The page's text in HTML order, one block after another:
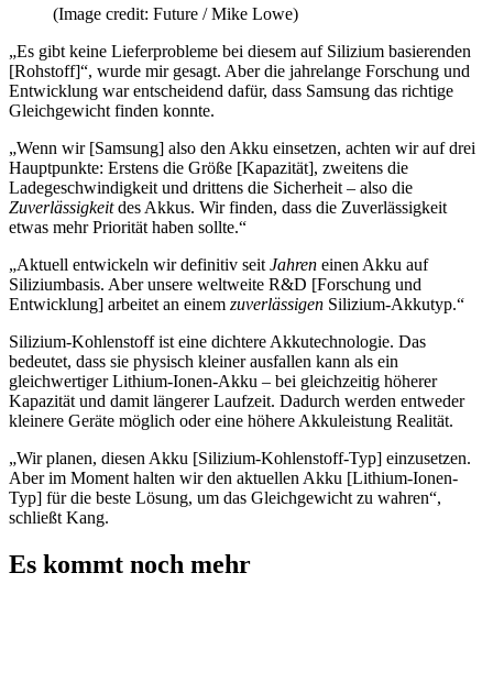
(Image credit: Future / Mike Lowe)
„Es gibt keine Lieferprobleme bei diesem auf Silizium basierenden
[Rohstoff]“, wurde mir gesagt. Aber die jahrelange Forschung und
Entwicklung war entscheidend dafür, dass Samsung das richtige
Gleichgewicht finden konnte.
„Wenn wir [Samsung] also den Akku einsetzen, achten wir auf drei
Hauptpunkte: Erstens die Größe [Kapazität], zweitens die
Ladegeschwindigkeit und drittens die Sicherheit – also die
Zuverlässigkeitdes Akkus. Wir finden, dass die Zuverlässigkeit
etwas mehr Priorität haben sollte.“
„Aktuell entwickeln wir definitiv seit Jahren einen Akku auf
Siliziumbasis. Aber unsere weltweite R&D [Forschung und
Entwicklung] arbeitet an einem zuverlässigen Silizium-Akkutyp.“
Silizium-Kohlenstoff ist eine dichtere Akkutechnologie. Das
bedeutet, dass sie physisch kleiner ausfallen kann als ein
gleichwertiger Lithium-Ionen-Akku – bei gleichzeitig höherer
Kapazität und damit längerer Laufzeit. Dadurch werden entweder
kleinere Geräte möglich oder eine höhere Akkuleistung Realität.
„Wir planen, diesen Akku [Silizium-Kohlenstoff-Typ] einzusetzen.
Aber im Moment halten wir den aktuellen Akku [Lithium-Ionen-
Typ] für die beste Lösung, um das Gleichgewicht zu wahren“,
schließt Kang.
Es kommt noch mehr